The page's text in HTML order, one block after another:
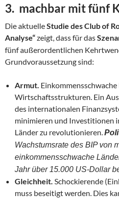
3. machbar mit fünf
Die aktuelleStudie des Club of
Analyse“zeigt, dass für das
fünf außerordentlichen
Grundvoraussetzung sind:
Armut.
Wirtschaftsstrukturen. Ein
des internationalen
minimieren und Investitionen
Länder zu revolutionieren.
Wachstumsrate des BIP von
einkommensschwache
Jahr über 15.000 US-Dollar
Gleichheit. Schockierende
muss beseitigt werden. Dies